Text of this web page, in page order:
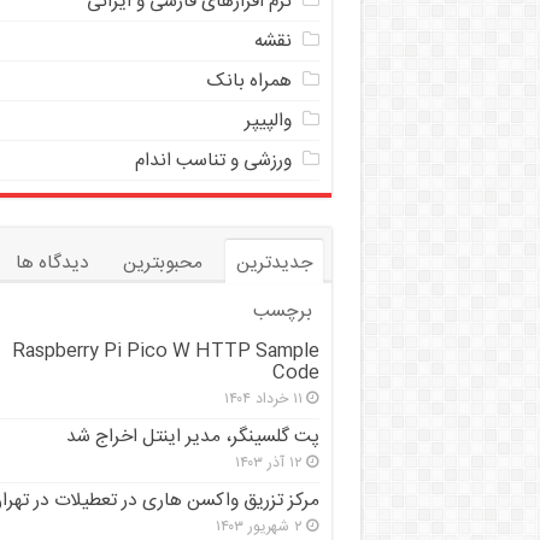
نقشه
همراه بانک
والپیپر
ورزشی و تناسب اندام
جدیدترین محبوبترین
دیدگاه ها
برچسب
Raspberry Pi Pico W HTTP Sample
Code
۱۱ خرداد ۱۴۰۴
پت گلسینگر، مدیر اینتل اخراج شد
۱۲ آذر ۱۴۰۳
مرکز تزریق واکسن هاری در تعطیلات در
۲ شهریور ۱۴۰۳